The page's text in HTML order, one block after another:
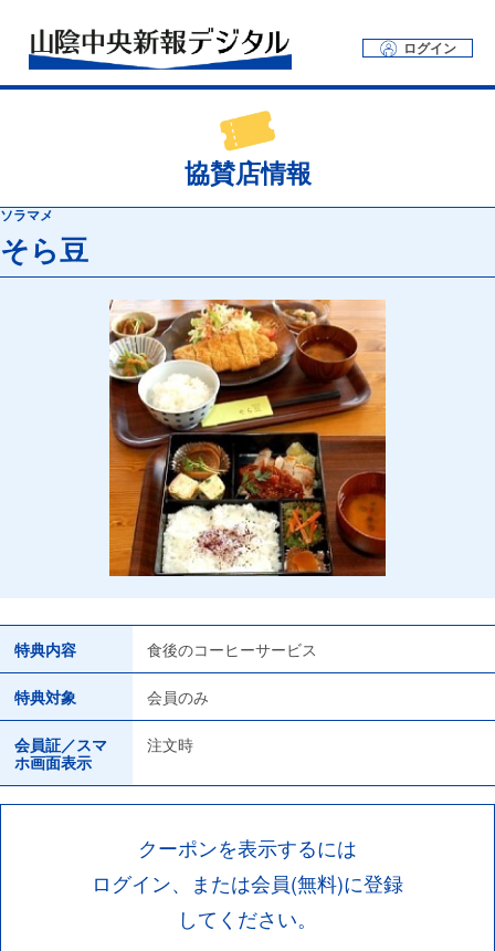
ログイン
協賛店情報
ソラマメ
そら豆
特典内容 食後のコーヒーサービス
特典対象 会員のみ
会員証／スマ
ホ画面表示
注文時
クーポンを表示するには
ログイン、または会員(無料)に登録
してください。